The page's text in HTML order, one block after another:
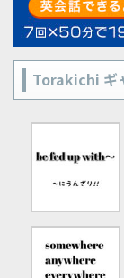
Torakichi ギ